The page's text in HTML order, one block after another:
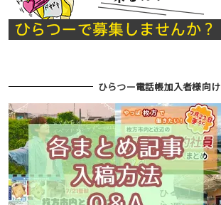
ひらつー電話帳加入者様向け